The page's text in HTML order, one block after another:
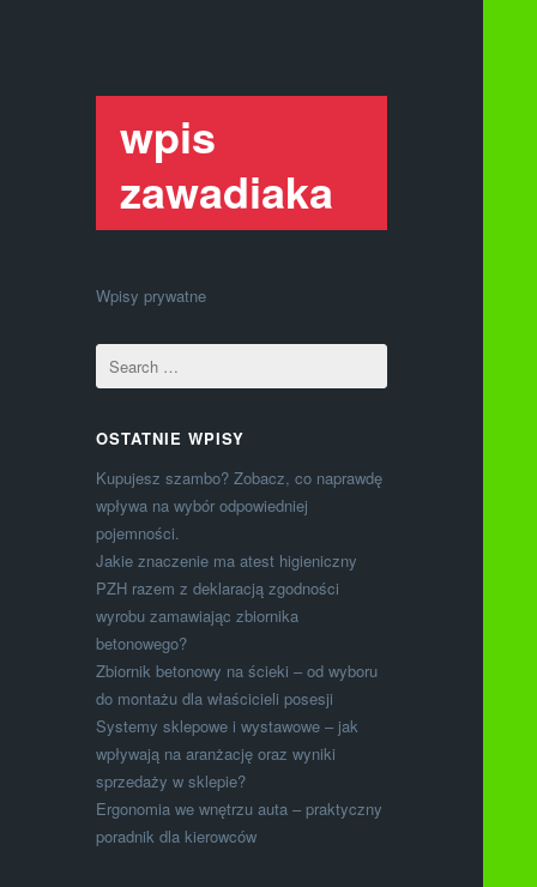
wpis
zawadiaka
Wpisy prywatne
OSTATNIE WPISY
Kupujesz szambo? Zobacz, co naprawdę
wpływa na wybór odpowiedniej
pojemności.
Jakie znaczenie ma atest higieniczny
PZH razem z deklaracją zgodności
wyrobu zamawiając zbiornika
betonowego?
Zbiornik betonowy na ścieki – od wyboru
do montażu dla właścicieli posesji
Systemy sklepowe i wystawowe – jak
wpływają na aranżację oraz wyniki
sprzedaży w sklepie?
Ergonomia we wnętrzu auta – praktyczny
poradnik dla kierowców